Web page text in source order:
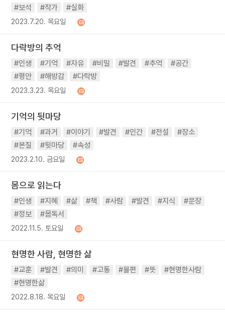
#보석
#작가 #실화
2023.7.20. 목요일
다락방의 추억
#인생 #기억 #자유 #비밀 #발견 #추억
#공간
#평안
#해방감 #다락방
2023.3.23. 목요일
기억의 뒷마당
#기억 #과거 #이야기 #발견 #인간 #전설
#장소
#본질
#뒷마당 #속성
2023.2.10. 금요일
몸으로 읽는다
#인생 #지혜 #삶 #책 #사람 #발견 #지식
#문장
#정보
#몸독서
2022.11.5. 토요일
현명한 사람, 현명한 삶
#교훈 #발견 #의미 #고통 #불편 #뜻
#현명한사람
#현명한삶
2022.8.18. 목요일